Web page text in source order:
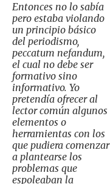
Entonces no lo sabía
pero estaba violando
un principio básico
del periodismo,
peccatum nefandum,
el cual no debe ser
formativo sino
informativo. Yo
pretendía ofrecer al
lector común algunos
elementos o
herramientas con los
que pudiera comenzar
a plantearse los
problemas que
espoleaban la